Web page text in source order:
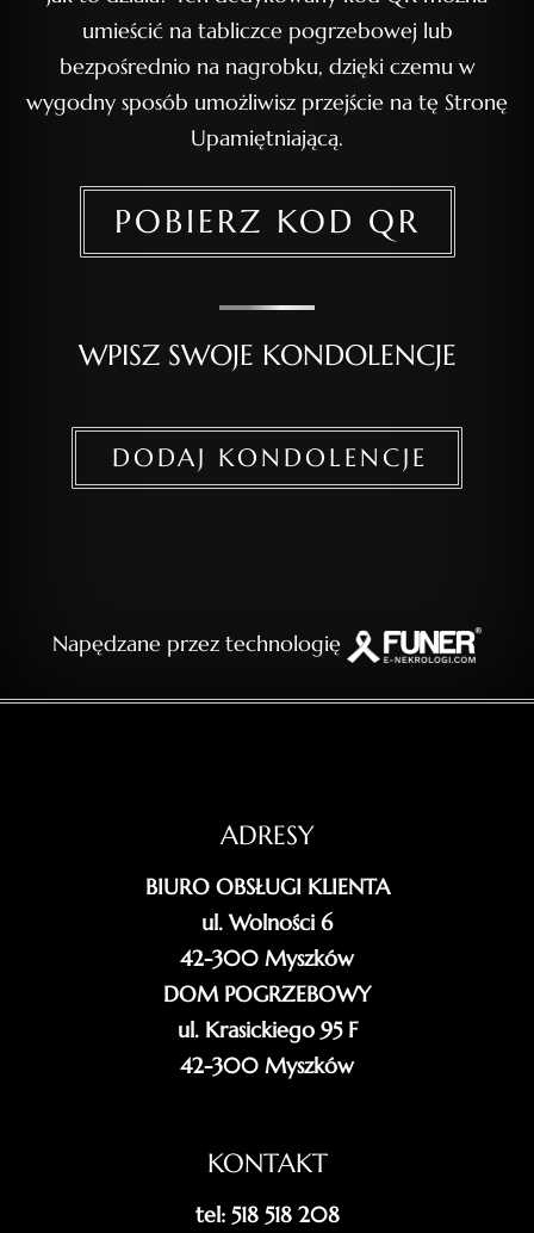
umieścić na tabliczce pogrzebowej lub
bezpośrednio na nagrobku, dzięki czemu w
wygodny sposób umożliwisz przejście na tę Stronę
Upamiętniającą.
POBIERZ KOD QR
WPISZ SWOJE KONDOLENCJE
DODAJ KONDOLENCJE
Napędzane przez technologię
ADRESY
BIURO OBSŁUGI KLIENTA
ul. Wolności 6
42-300 Myszków
DOM POGRZEBOWY
ul. Krasickiego 95 F
42-300 Myszków
KONTAKT
tel: 518 518 208